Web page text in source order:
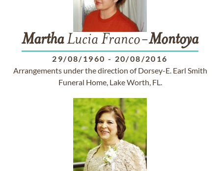
MarthaLucia Franco-Montoya
29/08/1960 - 20/08/2016
Arrangements under the direction of Dorsey-E. Earl Smith
Funeral Home, Lake Worth, FL.